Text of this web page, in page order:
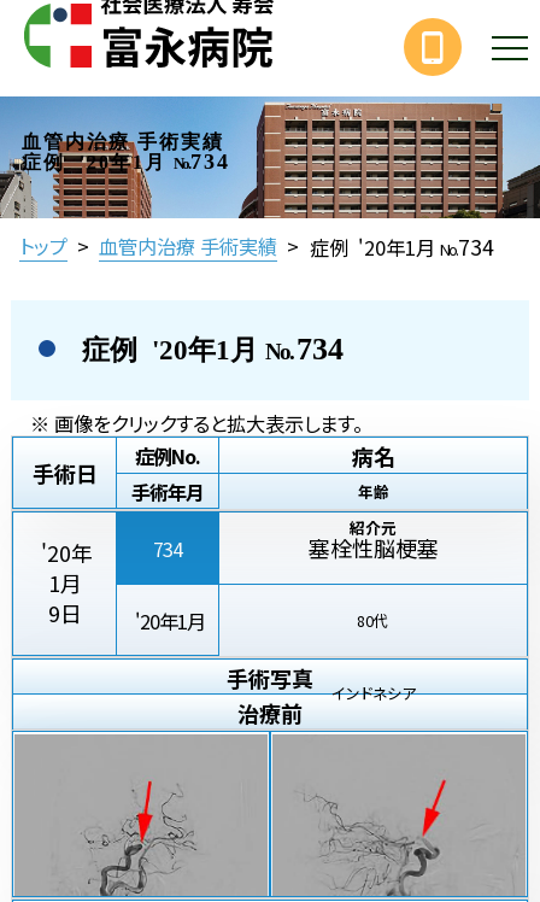
血管内治療 手術実績
症例 '20年1月
No.734
トップ > 血管内治療 手術実績 > 症例 '20年1月 No.734
症例 '20年1月 No.734
※ 画像をクリックすると拡大表示します。
手術日
症例No.
手術年月
病名
年齢
紹介元
'20年
1月
9日
734
'20年1月
塞栓性脳梗塞
80代
インドネシア
手術写真
治療前